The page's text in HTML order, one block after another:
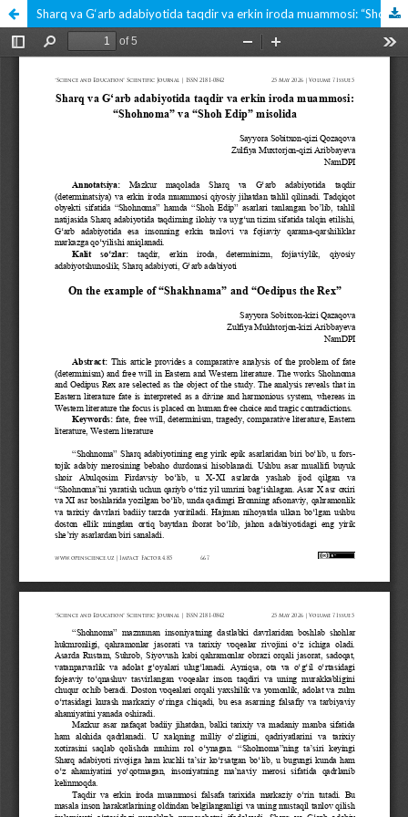
Sharq va G‘arb adabiyotida taqdir va erkin iroda muammosi: “Shohnoma” va “Shoh Edip” misolida